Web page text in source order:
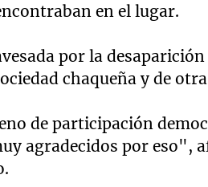
en el lugar.
por la
chaqueña y de
de participación
agradecidos por eso",